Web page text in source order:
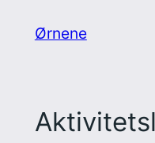
Ørnene